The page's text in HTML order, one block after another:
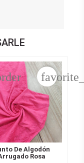
De Algodón
Rosa